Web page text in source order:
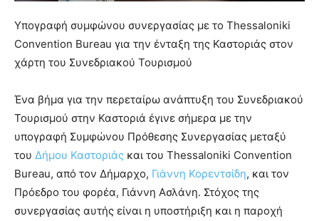
Υπογραφή συμφώνου συνεργασίας με το Thessaloniki
Convention Bureau για την ένταξη της Καστοριάς στον
χάρτη του Συνεδριακού Τουρισμού
Ένα βήμα για την περεταίρω ανάπτυξη του Συνεδριακού
Τουρισμού στην Καστοριά έγινε σήμερα με την
υπογραφή Συμφώνου Πρόθεσης Συνεργασίας μεταξύ
του Δήμου Καστοριάς και του Thessaloniki Convention
Bureau, από τον Δήμαρχο, Γιάννη Κορεντσίδη, και τον
Πρόεδρο του φορέα, Γιάννη Ασλάνη. Στόχος της
συνεργασίας αυτής είναι η υποστήριξη και η παροχή